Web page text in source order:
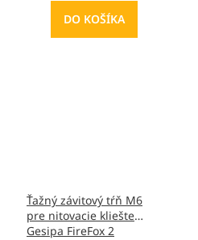
DO KOŠÍKA
Ťažný závitový tŕň M6
pre nitovacie kliešte
Gesipa FireFox 2